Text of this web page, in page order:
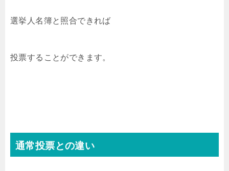
選挙人名簿と照合できれば
投票することができます。
通常投票との違い